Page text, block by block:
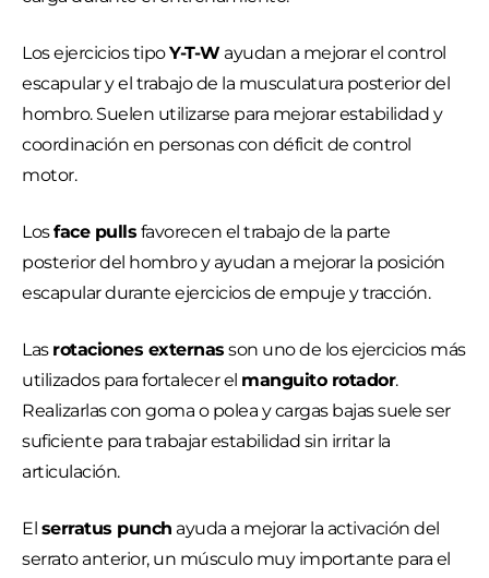
Los ejercicios tipoY-T-W ayudan a mejorar el control
escapular y el trabajo de la musculatura posterior del
hombro. Suelen utilizarse para mejorar estabilidad y
coordinación en personas con déficit de control
motor.
Losface pulls favorecen el trabajo de la parte
posterior del hombro y ayudan a mejorar la posición
escapular durante ejercicios de empuje y tracción.
Las rotaciones externas son uno de los ejercicios más
utilizados para fortalecer el manguito rotador.
Realizarlas con goma o polea y cargas bajas suele ser
suficiente para trabajar estabilidad sin irritar la
articulación.
El serratus punch ayuda a mejorar la activación del
serrato anterior, un músculo muy importante para el